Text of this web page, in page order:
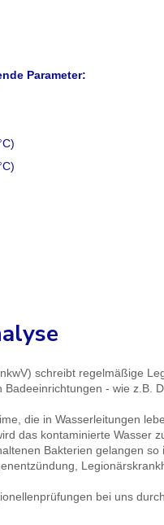
Parameter:
schreibt regelmäßige
- wie z.B.
die in Wasserleitungen
das kontaminierte Wasser
Bakterien gelangen
bei uns